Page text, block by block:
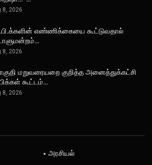
8, 2026
எண்ணிக்கையை கூட்டுவதால்
8, 2026
மறுவரையறை குறித்த அனைத்துக்கட்சி
கூட்டம்…
8, 2026
அரசியல்